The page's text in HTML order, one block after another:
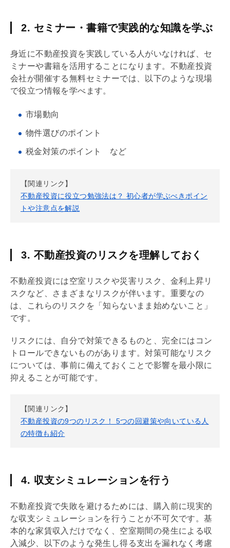
2. セミナー・書籍で実践的な知識を学ぶ
身近に不動産投資を実践している人がいなければ、セ
ミナーや書籍を活用することになります。不動産投資
会社が開催する無料セミナーでは、以下のような現場
で役立つ情報を学べます。
市場動向
物件選びのポイント
税金対策のポイント など
【関連リンク】
不動産投資に役立つ勉強法は？ 初心者が学ぶべきポイン
トや注意点を解説
3. 不動産投資のリスクを理解しておく
不動産投資には空室リスクや災害リスク、金利上昇リ
スクなど、さまざまなリスクが伴います。重要なの
は、これらのリスクを「知らないまま始めないこと」
です。
リスクには、自分で対策できるものと、完全にはコン
トロールできないものがあります。対策可能なリスク
については、事前に備えておくことで影響を最小限に
抑えることが可能です。
【関連リンク】
不動産投資の9つのリスク！ 5つの回避策や向いている人
の特徴も紹介
4. 収支シミュレーションを行う
不動産投資で失敗を避けるためには、購入前に現実的
な収支シミュレーションを行うことが不可欠です。基
本的な家賃収入だけでなく、空室期間の発生による収
入減少、以下のような発生し得る支出を漏れなく考慮